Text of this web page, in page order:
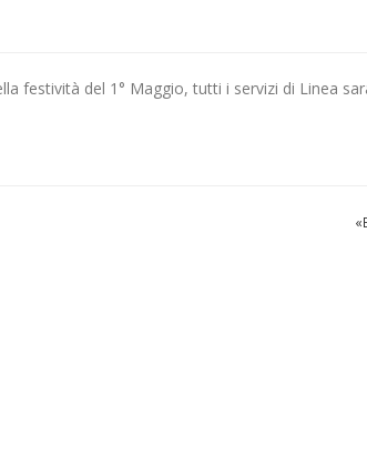
festività del 1° Maggio, tutti i servizi di Linea